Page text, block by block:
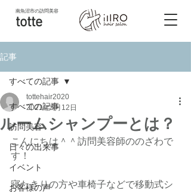
南魚沼市の訪問美容
totte
記事
すべての記事
訪問美容
日々の出来事
イベント
お客様の声
すべての記事
ルームシャンプーとは？
tottehair2020
2021年5月12日
こんにちは＾＾訪問美容師ののざわで
す！
寝たきりの方や車椅子などで移動式シ